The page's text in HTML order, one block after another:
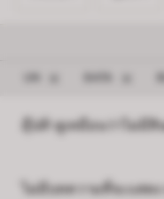
ลบตัวกรอง UN ลบตัวกรอ
อุ๊ปส์! ดูเหมือนว่าไม่มี
ไม่มีบทความที่จะแสด